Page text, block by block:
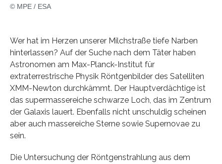
© MPE / ESA
Wer hat im Herzen unserer Milchstraße tiefe Narben
hinterlassen? Auf der Suche nach dem Täter haben
Astronomen am Max-Planck-Institut für
extraterrestrische Physik Röntgenbilder des Satelliten
XMM-Newton durchkämmt. Der Hauptverdächtige ist
das supermassereiche schwarze Loch, das im Zentrum
der Galaxis lauert. Ebenfalls nicht unschuldig scheinen
aber auch massereiche Sterne sowie Supernovae zu
sein.
Die Untersuchung der Röntgenstrahlung aus dem